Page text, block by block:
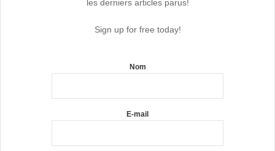
les derniers articles parus!
Sign up for free today!
Nom
E-mail